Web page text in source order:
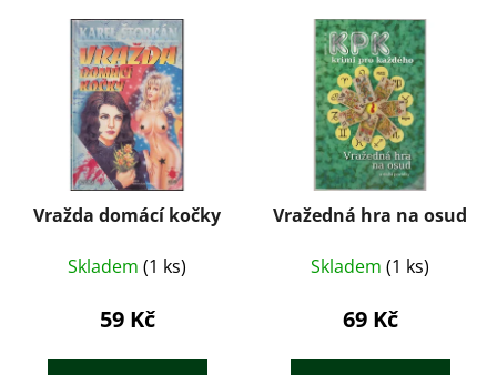
Vražda domácí kočky
Skladem (1 ks)
59 Kč
Vražedná hra na osud
Skladem (1 ks)
69 Kč